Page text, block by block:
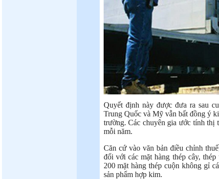
Quyết định này được đưa ra sau
Trung Quốc và Mỹ vẫn bất đồng ý
trường. Các chuyên gia ước tính thị
mỗi năm.
Căn cứ vào văn bản điều chỉnh
đối với các mặt hàng thép cây,
200 mặt hàng thép cuộn không gỉ
sản phẩm hợp kim.